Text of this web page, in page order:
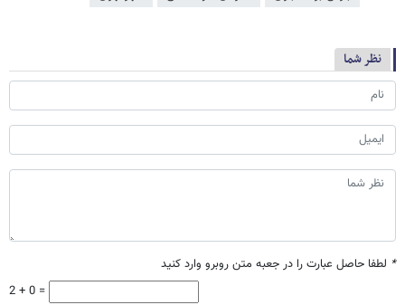
نظر شما
* لطفا حاصل عبارت را در جعبه متن روبرو وارد کنید
2 + 0 =